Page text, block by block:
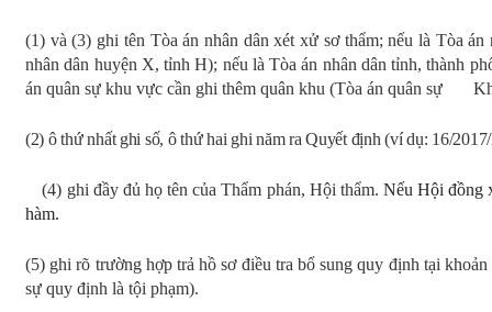
(1) và (3) ghi tên Tòa án nhân dân xét xử sơ thẩm; nếu là Tòa
nhân dân huyện X, tỉnh H); nếu là Tòa án nhân dân tỉnh, thành
án quân sự khu vực cần ghi thêm quân khu (Tòa án quân sự
(2) ôthứ nhất ghi số, ô thứ hai ghi năm ra Quyết định (ví dụ: 16/
(4) ghi đầy đủ họ têncủaThẩm phán, Hội thẩm. Nếu Hội đồng
hàm.
(5) ghi rõ trường hợp trả hồ sơ điều tra bổ sung quy định tại k
sự quy định là tội phạm).